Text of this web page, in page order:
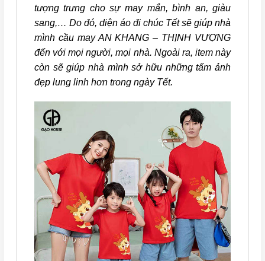
tượng trưng cho sự may mắn, bình an, giàu
sang,… Do đó, diện áo đi chúc Tết sẽ giúp nhà
mình cầu may AN KHANG – THỊNH VƯỢNG
đến với mọi người, mọi nhà. Ngoài ra, item này
còn sẽ giúp nhà mình sở hữu những tấm ảnh
đẹp lung linh hơn trong ngày Tết.